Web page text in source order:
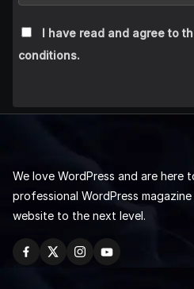
I have read and agree to
conditions.
We love WordPress and are here
professional WordPress
website to the next level.